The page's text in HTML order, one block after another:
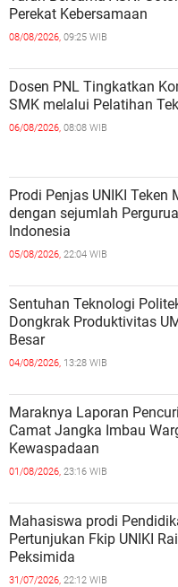
Perekat Kebersamaan
08/08/2026, 09:25 WIB
Dosen PNL Tingkatkan
SMK melalui Pelatihan
06/08/2026, 08:08 WIB
Prodi Penjas UNIKI Teken
dengan sejumlah
Indonesia
05/08/2026, 22:04 WIB
Sentuhan Teknologi
Dongkrak Produktivitas
Besar
04/08/2026, 13:28 WIB
Maraknya Laporan
Camat Jangka Imbau
Kewaspadaan
01/08/2026, 23:16 WIB
Mahasiswa prodi
Pertunjukan Fkip UNIKI
Peksimida
31/07/2026, 22:12 WIB